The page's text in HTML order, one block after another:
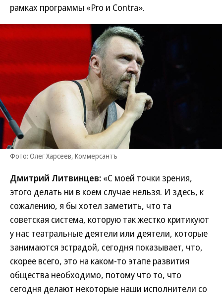
рамках программы «Pro и Contra».
Фото: Олег Харсеев, Коммерсантъ
Дмитрий Литвинцев: «С моей точки зрения,
этого делать ни в коем случае нельзя. И здесь, к
сожалению, я бы хотел заметить, что та
советская система, которую так жестко критикуют
у нас театральные деятели или деятели, которые
занимаются эстрадой, сегодня показывает, что,
скорее всего, это на каком-то этапе развития
общества необходимо, потому что то, что
сегодня делают некоторые наши исполнители со